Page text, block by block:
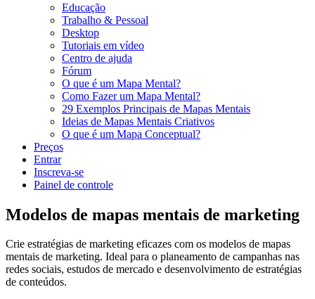
Educação
Trabalho & Pessoal
Desktop
Tutoriais em vídeo
Centro de ajuda
Fórum
O que é um Mapa Mental?
Como Fazer um Mapa Mental?
29 Exemplos Principais de Mapas Mentais
Ideias de Mapas Mentais Criativos
O que é um Mapa Conceptual?
Preços
Entrar
Inscreva-se
Painel de controle
Modelos de mapas mentais de marketing
Crie estratégias de marketing eficazes com os modelos de mapas
mentais de marketing. Ideal para o planeamento de campanhas nas
redes sociais, estudos de mercado e desenvolvimento de estratégias
de conteúdos.